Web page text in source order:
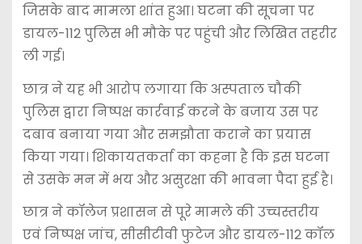
जिसके बाद मामला शांत हुआ। घटना की सूचना पर
डायल-112 पुलिस भी मौके पर पहुंची और लिखित तहरीर
ली गई।
छात्र ने यह भी आरोप लगाया कि अस्पताल चौकी
पुलिस द्वारा निष्पक्ष कार्रवाई करने के बजाय उस पर
दबाव बनाया गया और समझौता कराने का प्रयास
किया गया। शिकायतकर्ता का कहना है कि इस घटना
से उसके मन में भय और असुरक्षा की भावना पैदा हुई है।
छात्र ने कॉलेज प्रशासन से पूरे मामले की उच्चस्तरीय
एवं निष्पक्ष जांच, सीसीटीवी फुटेज और डायल-112 कॉल